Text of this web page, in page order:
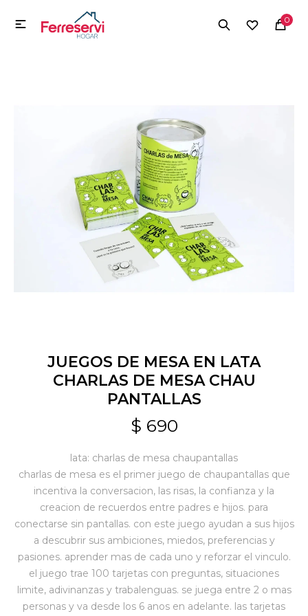
0

JUEGOS DE MESA EN LATA
CHARLAS DE MESA CHAU
PANTALLAS
$ 690
lata: charlas de mesa chaupantallas
charlas de mesa es el primer juego de chaupantallas que
incentiva la conversacion, las risas, la confianza y la
creacion de recuerdos entre padres e hijos. para
conectarse sin pantallas. con este juego ayudan a sus hijos
a descubrir sus ambiciones, miedos, preferencias y
pasiones. aprender mas de cada uno y reforzar el vinculo.
el juego trae 100 tarjetas con preguntas, situaciones
limite, adivinanzas y trabalenguas. se juega entre 2 o mas
personas y va desde los 6 anos en adelante. las tarjetas
MI CUENTA
Tecnología
Jardín y Aire Libre
Juguetes y artículos para bebé
Gastronomía
Ferretería